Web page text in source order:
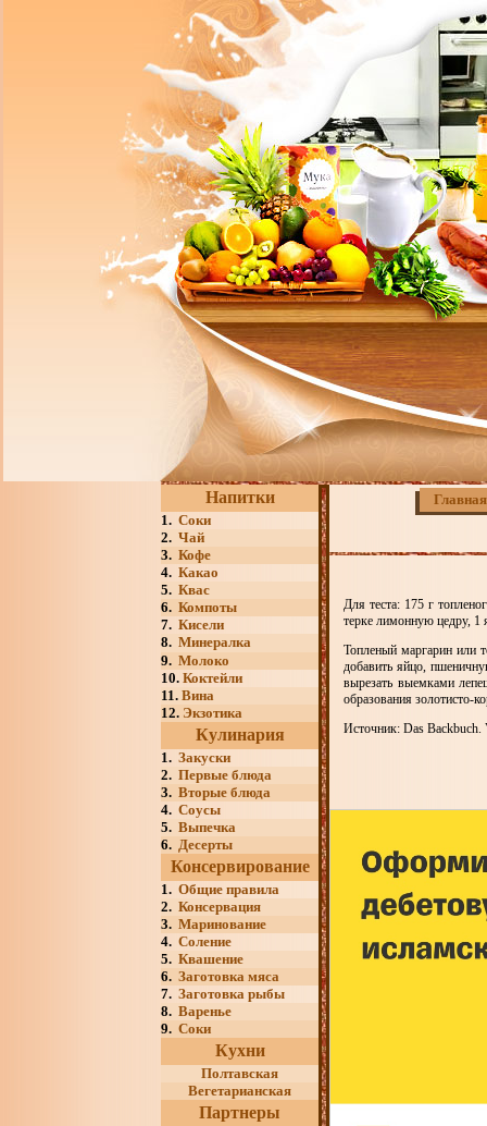
Напитки
1. Соки
2. Чай
3. Кофе
4. Какао
5. Квас
6. Компоты
7. Кисели
8. Минералка
9. Молоко
10. Коктейли
11. Вина
12. Экзотика
Кулинария
1. Закуски
2. Первые блюда
3. Вторые блюда
4. Соусы
5. Выпечка
6. Десерты
Консервирование
1. Общие правила
2. Консервация
3. Маринование
4. Соление
5. Квашение
6. Заготовка мяса
7. Заготовка рыбы
8. Варенье
9. Соки
Кухни
Полтавская
Вегетарианская
Партнеры
Главная
Для теста: 175 г
терке лимонную цедру, 1
Топленый маргарин или
добавить яйцо,
вырезать выемками
образования золотисто-
Источник: Das Backbuch.